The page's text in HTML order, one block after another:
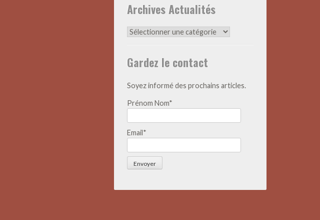
Archives Actualités
Archives
Gardez le contact
Soyez informé des prochains articles.
Prénom Nom*
Email*